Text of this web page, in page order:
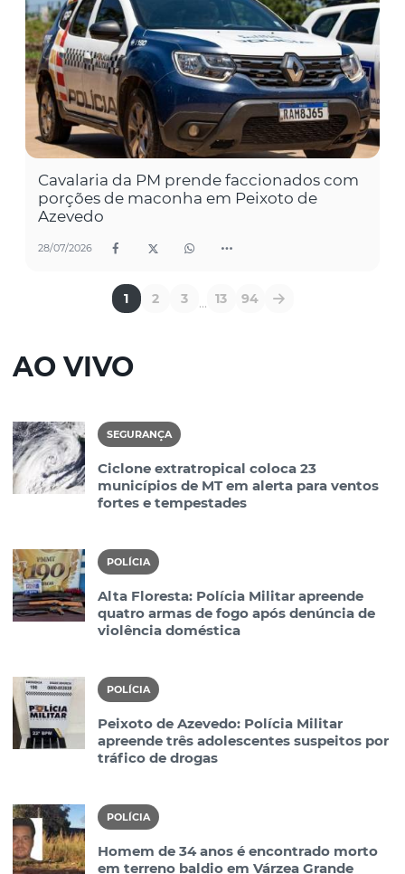
Cavalaria da PM prende faccionados com
porções de maconha em Peixoto de
Azevedo
28/07/2026
1 2 3 ... 13 94
AO VIVO
SEGURANÇA
Ciclone extratropical coloca 23
municípios de MT em alerta para ventos
fortes e tempestades
POLÍCIA
Alta Floresta: Polícia Militar apreende
quatro armas de fogo após denúncia de
violência doméstica
POLÍCIA
Peixoto de Azevedo: Polícia Militar
apreende três adolescentes suspeitos por
tráfico de drogas
POLÍCIA
Homem de 34 anos é encontrado morto
em terreno baldio em Várzea Grande